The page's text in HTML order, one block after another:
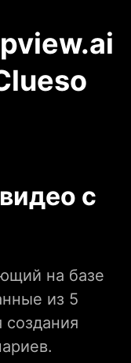
с
на базе
из 5